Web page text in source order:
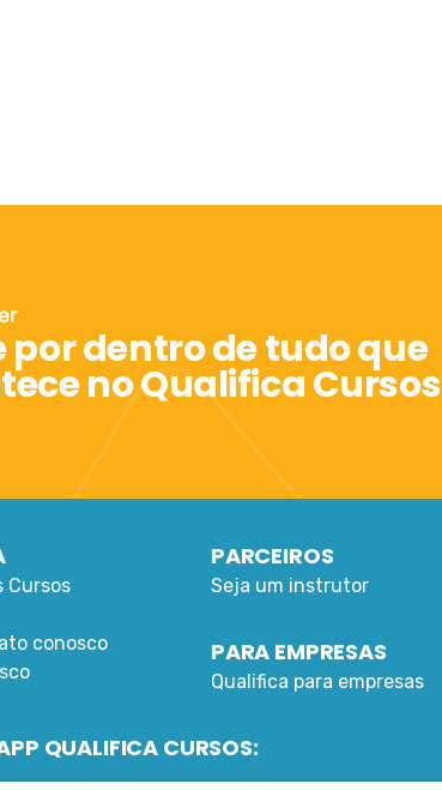
por dentro de tudo que
no Qualifica Cursos
Cursos
conosco
PARCEIROS
Seja um instrutor
PARA EMPRESAS
Qualifica para empresas
QUALIFICA CURSOS: